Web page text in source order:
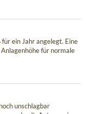
ein Jahr angelegt. Eine
für normale
unschlagbar